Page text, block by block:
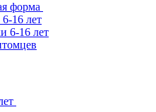
форма
16 лет
6-16 лет